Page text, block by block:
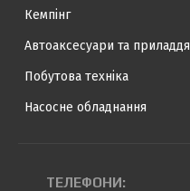
Кемпінг
Автоаксесуари та приладдя
Побутова техніка
Насосне обладнання
ТЕЛЕФОНИ: